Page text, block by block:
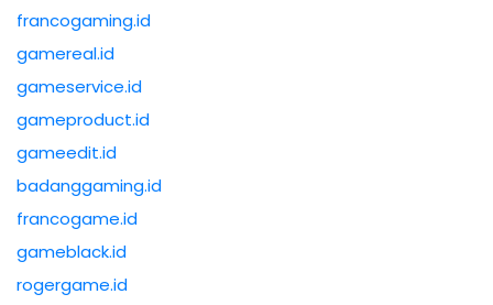
francogaming.id
gamereal.id
gameservice.id
gameproduct.id
gameedit.id
badanggaming.id
francogame.id
gameblack.id
rogergame.id